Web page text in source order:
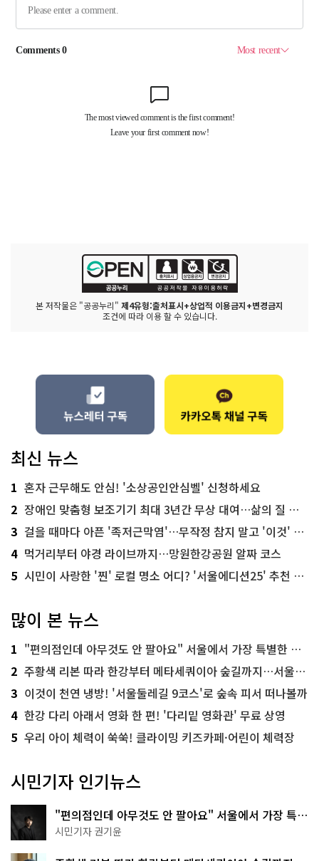
본 저작물은 "공공누리" 제4유형:출처표시+상업적 이용금지+변경금지
조건에 따라 이용 할 수 있습니다.
최신 뉴스
1 혼자 근무해도 안심! '소상공인안심벨' 신청하세요
2 장애인 맞춤형 보조기기 최대 3년간 무상 대여…삶의 질 높인다
3 걸을 때마다 아픈 '족저근막염'…무작정 참지 말고 '이것' 해보세요!
4 먹거리부터 야경 라이브까지…망원한강공원 알짜 코스
5 시민이 사랑한 '찐' 로컬 명소 어디? '서울에디션25' 추천 코스
많이 본 뉴스
1 "편의점인데 아무것도 안 팔아요" 서울에서 가장 특별한 편의점의 정체
2 주황색 리본 따라 한강부터 메타세쿼이아 숲길까지…서울둘레길 15코스
3 이것이 천연 냉방! '서울둘레길 9코스'로 숲속 피서 떠나볼까
4 한강 다리 아래서 영화 한 편! '다리밑 영화관' 무료 상영
5 우리 아이 체력이 쑥쑥! 클라이밍 키즈카페·어린이 체력장
시민기자 인기뉴스
"편의점인데 아무것도 안 팔아요" 서울에서 가장 특별
한 편의점의 정체
시민기자 권기윤